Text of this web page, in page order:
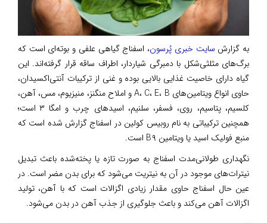
به گزارش سایت خبری پُرسون، اسفناج گیاهی علفی و بوته‌ای است که
برگ‌های مثلثی‌شکل با دمبرگی شیاردار، اطراف ساقه قرار گرفته‌اند. این
گیاه دارای خاصیت غذایی بالایی بوده و غنی از ترکیبات آنتی‌اکسیدان،
حاوی انواع ویتامین‌های A، C، E، B و املاح منگنز، منیزیوم، مس، آهن،
کلسیم، پتاسیم، روی، فسفر، سلنیم، اسیدهای چرب و امگا ۳ است؛
همچنین ترکیباتی به نام روبیس کولین در اسفناج گزارش شده است که
منبع فولیک اسید یا ویتامین B۹ است.
نگهداری طولانی‌مدت اسفناج به صورت تازه یا پخته‌شده باعث تبدیل
نیترات‌های موجود در آن به نیتریت می‌شود که برای بدن مضر است. در
عین حال اسفناج حاوی مقدار زیادی اگزالات است که با آهن، تولید
اگزالات آهن می‌کند و باعث جلوگیری از جذب آهن در بدن می‌شود.